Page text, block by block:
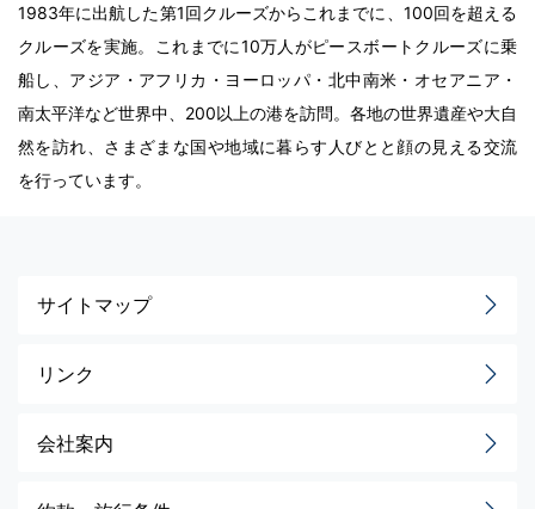
1983年に出航した第1回クルーズからこれまでに、100回を超える
クルーズを実施。これまでに10万人がピースボートクルーズに乗
船し、アジア・アフリカ・ヨーロッパ・北中南米・オセアニア・
南太平洋など世界中、200以上の港を訪問。各地の世界遺産や大自
然を訪れ、さまざまな国や地域に暮らす人びとと顔の見える交流
を行っています。
サイトマップ
リンク
会社案内